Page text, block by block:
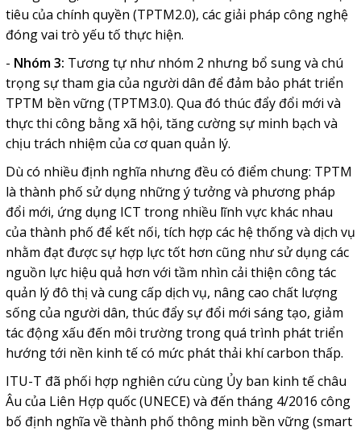
tiêu của chính quyền (TPTM2.0), các giải pháp công nghệ
đóng vai trò yếu tố thực hiện.
- Nhóm 3: Tương tự như nhóm 2 nhưng bổ sung và chú
trọng sự tham gia của người dân để đảm bảo phát triển
TPTM bền vững (TPTM3.0). Qua đó thúc đẩy đổi mới và
thực thi công bằng xã hội, tăng cường sự minh bạch và
chịu trách nhiệm của cơ quan quản lý.
Dù có nhiều định nghĩa nhưng đều có điểm chung: TPTM
là thành phố sử dụng những ý tưởng và phương pháp
đổi mới, ứng dụng ICT trong nhiều lĩnh vực khác nhau
của thành phố để kết nối, tích hợp các hệ thống và dịch vụ
nhằm đạt được sự hợp lực tốt hơn cũng như sử dụng các
nguồn lực hiệu quả hơn với tầm nhìn cải thiện công tác
quản lý đô thị và cung cấp dịch vụ, nâng cao chất lượng
sống của người dân, thúc đẩy sự đổi mới sáng tạo, giảm
tác động xấu đến môi trường trong quá trình phát triển
hướng tới nền kinh tế có mức phát thải khí carbon thấp.
ITU-T đã phối hợp nghiên cứu cùng Ủy ban kinh tế châu
Âu của Liên Hợp quốc (UNECE) và đến tháng 4/2016 công
bố định nghĩa về thành phố thông minh bền vững (smart